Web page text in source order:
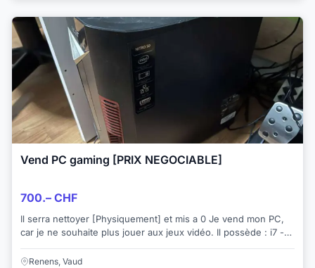
Vend PC gaming [PRIX NEGOCIABLE]
700.– CHF
Il serra nettoyer [Physiquement] et mis a 0 Je vend mon PC,
car je ne souhaite plus jouer aux jeux vidéo. Il possède : i7 -
Renens, Vaud